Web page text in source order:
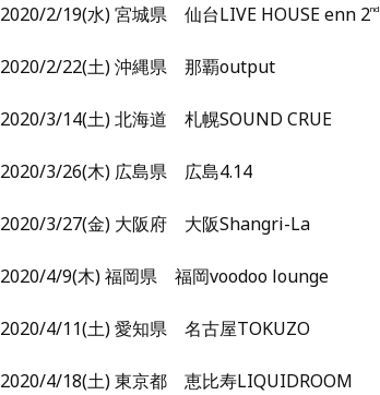
2020/2/19(水) 宮城県 仙台LIVE HOUSE enn 2nd
2020/2/22(土) 沖縄県 那覇output
2020/3/14(土) 北海道 札幌SOUND CRUE
2020/3/26(木) 広島県 広島4.14
2020/3/27(金) 大阪府 大阪Shangri-La
2020/4/9(木) 福岡県 福岡voodoo lounge
2020/4/11(土) 愛知県 名古屋TOKUZO
2020/4/18(土) 東京都 恵比寿LIQUIDROOM